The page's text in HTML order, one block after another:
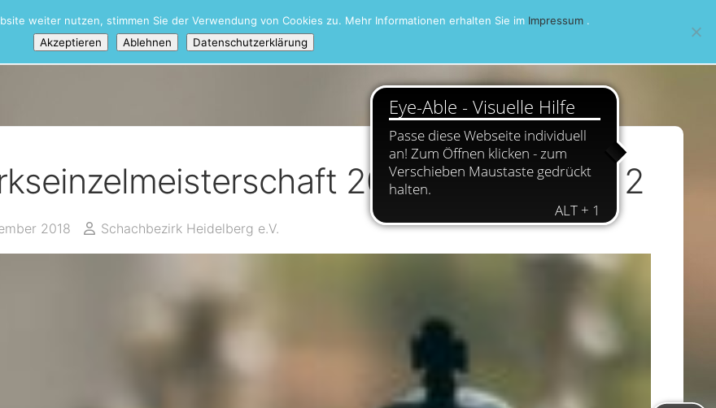
2018/2019 Runde 2
2018 Schachbezirk Heidelberg e.V.
weiter nutzen, stimmen Sie der Verwendung von Cookies zu. Mehr Informationen erhalten Sie im Impressum .
Akzeptieren
Ablehnen Datenschutzerklärung